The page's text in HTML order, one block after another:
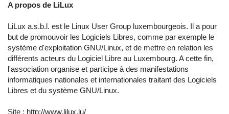
A propos de LiLux
LiLux a.s.b.l. est le Linux User Group luxembourgeois. Il a pour
but de promouvoir les Logiciels Libres, comme par exemple le
système d'exploitation GNU/Linux, et de mettre en relation les
différents acteurs du Logiciel Libre au Luxembourg. A cette fin,
l'association organise et participe à des manifestations
informatiques nationales et internationales traitant des Logiciels
Libres et du système GNU/Linux.
Site : http://www.lilux.lu/